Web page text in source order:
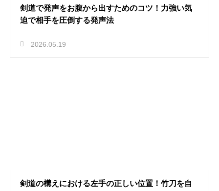
剣道で発声をお腹から出すためのコツ！力強い気
迫で相手を圧倒する発声法
2026.05.19
剣道の構えにおける左手の正しい位置！竹刀を自